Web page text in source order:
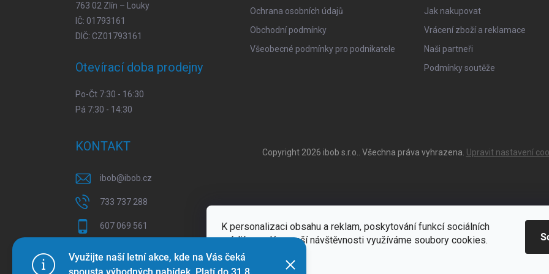
K personalizaci obsahu a reklam, poskytování funkcí sociálních
médií a analýze naší návštěvnosti využíváme soubory cookies.
Více informací
Využijte naší letní akce, kde na Vás čeká
763 02 Zlín – Louky
IČ: 01793161
DIČ: CZ01793161
Otevírací doba prodejny
Po-Čt 7:30 - 16:30
Pá 7:30 - 14:30
Ochrana osobních údajů
Obchodní podmínky
Všeobecné podmínky pro podnikatele
Jak nakupovat
Vrácení zboží a reklamace
Naši partneři
Podmínky soutěže
KONTAKT
ibob@ibob.cz
733 737 288
607 069 561
Copyright 2026 ibob s.r.o. . Všechna práva vyhrazena. Upravit nastavení